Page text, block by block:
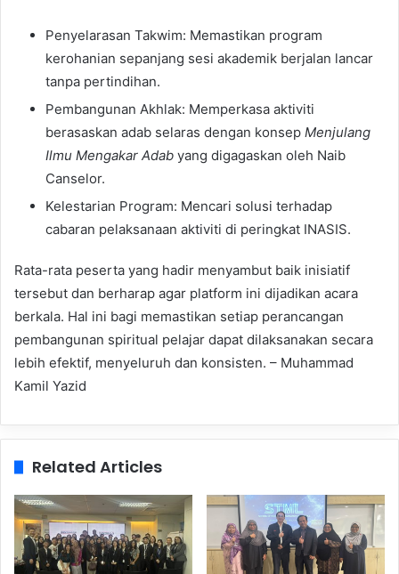
Penyelarasan Takwim: Memastikan program
kerohanian sepanjang sesi akademik berjalan lancar
tanpa pertindihan.
Pembangunan Akhlak: Memperkasa aktiviti
berasaskan adab selaras dengan konsep Menjulang
Ilmu Mengakar Adab yang digagaskan oleh Naib
Canselor.
Kelestarian Program: Mencari solusi terhadap
cabaran pelaksanaan aktiviti di peringkat INASIS.
Rata-rata peserta yang hadir menyambut baik inisiatif
tersebut dan berharap agar platform ini dijadikan acara
berkala. Hal ini bagi memastikan setiap perancangan
pembangunan spiritual pelajar dapat dilaksanakan secara
lebih efektif, menyeluruh dan konsisten. – Muhammad
Kamil Yazid
Related Articles